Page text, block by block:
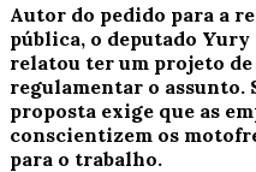
Autor do pedido para a
pública, o deputado Yury
relatou ter um projeto
regulamentar o assunto.
proposta exige que as
conscientizem os
para o trabalho.